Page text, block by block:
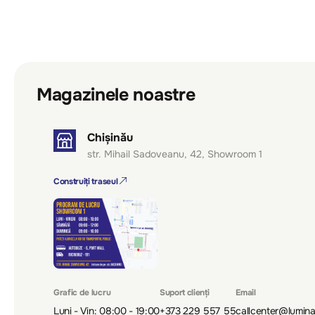
Magazinele noastre
Chișinău
str. Mihail Sadoveanu, 42, Showroom 1
Construiți traseul
Grafic de lucru
Luni - Vin: 08:00 - 19:00
Suport clienți
+373 229 557 55
Email